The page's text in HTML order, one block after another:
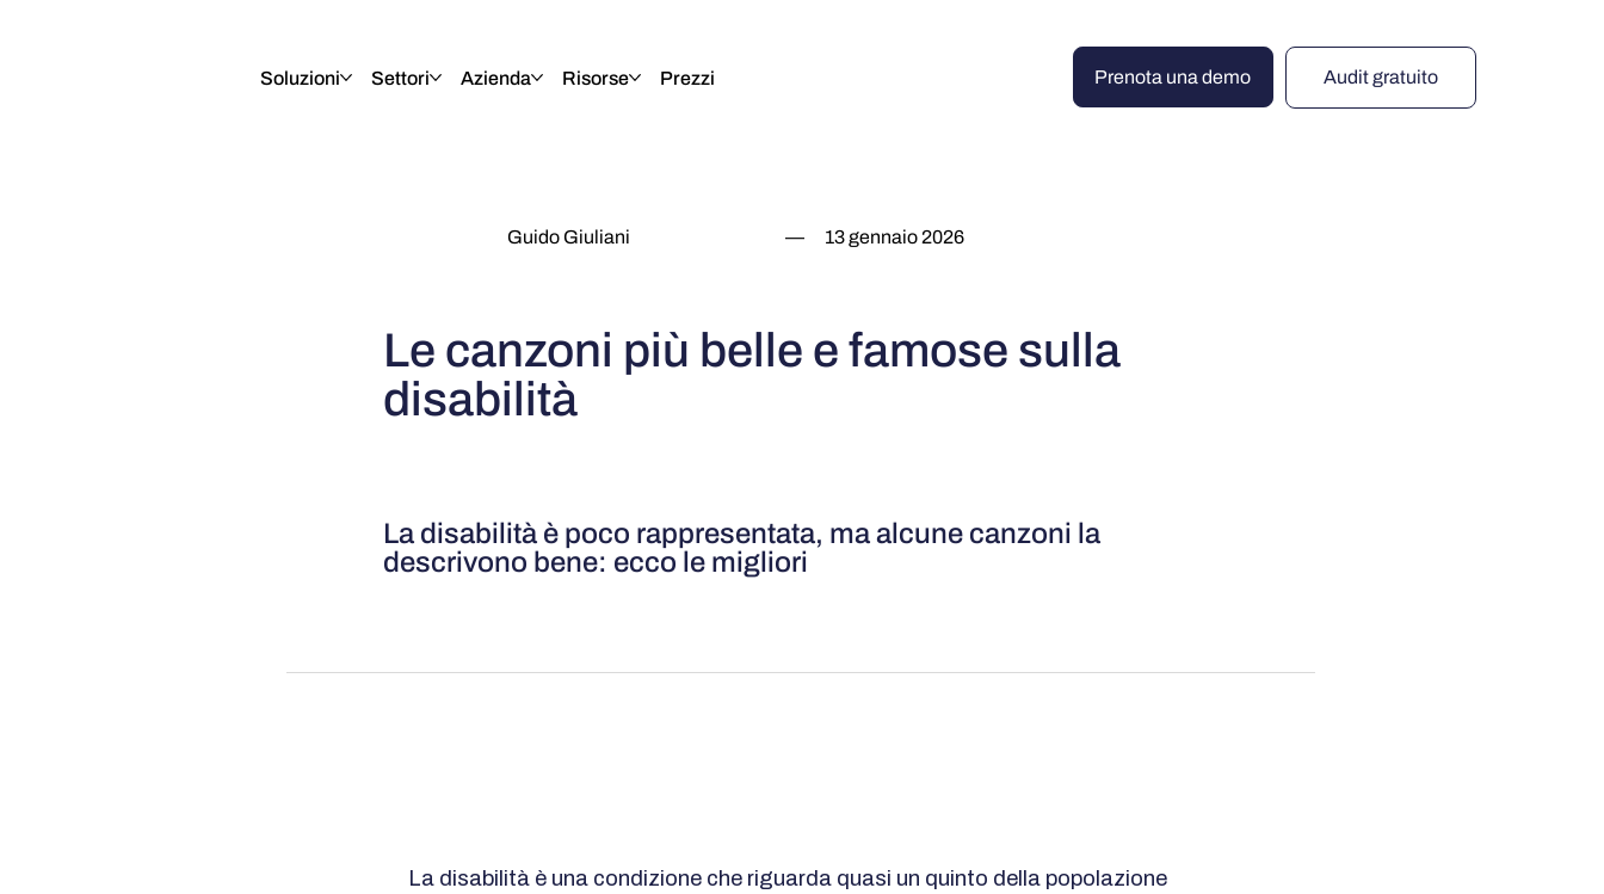
Soluzioni Settori Azienda Risorse Prezzi Prenota una demo Audit gratuito
Guido Giuliani — 13 gennaio 2026
Le canzoni più belle e famose sulla
disabilità
La disabilità è poco rappresentata, ma alcune canzoni la
descrivono bene: ecco le migliori
La disabilità è una condizione che riguarda quasi un quinto della popolazione